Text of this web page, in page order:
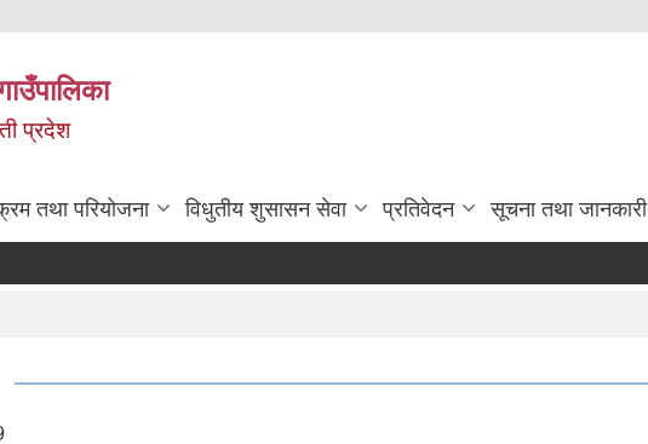
प्रदेश
तथा परियोजना विधुतीय शुसासन सेवा प्रतिवेदन सूचना तथा जानकारी